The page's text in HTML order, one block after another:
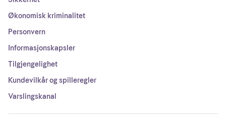
Økonomisk kriminalitet
Personvern
Informasjonskapsler
Tilgjengelighet
Kundevilkår og spilleregler
Varslingskanal